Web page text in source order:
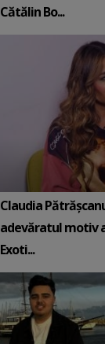
Cătălin Bo...
Claudia
adevăratul motiv
Exoti...